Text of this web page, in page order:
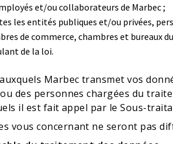
et/ou collaborateurs de Marbec ;
les entités publiques et/ou privées,
de commerce, chambres et bureaux
de la loi.
Marbec transmet vos
des personnes chargées du
il est fait appel par le Sous-
vous concernant ne seront pas